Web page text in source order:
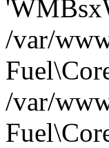
/var/
/var/